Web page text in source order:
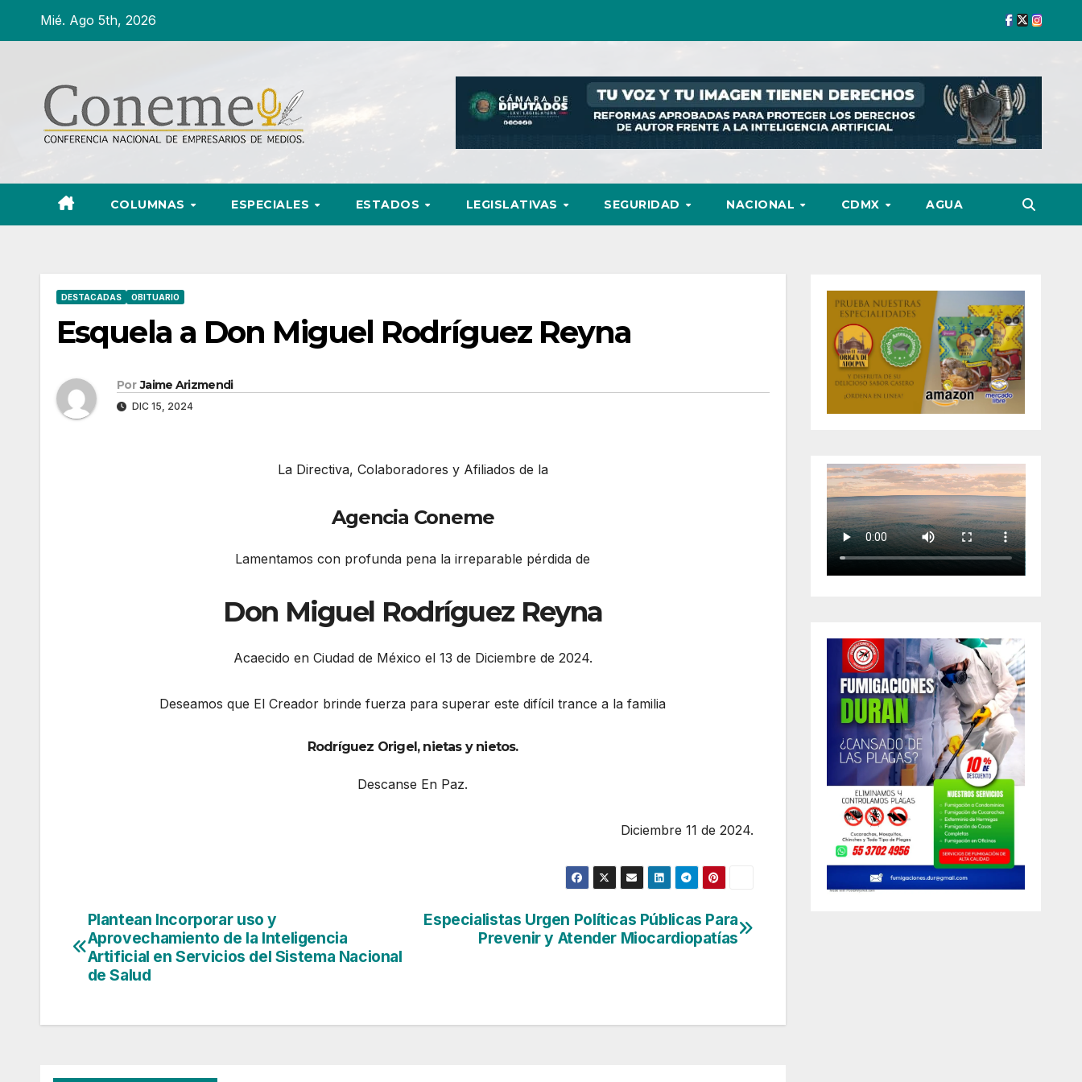
Mié. Ago 5th, 2026
COLUMNAS ESPECIALES ESTADOS LEGISLATIVAS SEGURIDAD NACIONAL CDMX AGUA
DESTACADAS OBITUARIO
Esquela a Don Miguel Rodríguez Reyna
Por Jaime Arizmendi
DIC 15, 2024
La Directiva, Colaboradores y Afiliados de la
Agencia Coneme
Lamentamos con profunda pena la irreparable pérdida de
Don Miguel Rodríguez Reyna
Acaecido en Ciudad de México el 13 de Diciembre de 2024.
Deseamos que El Creador brinde fuerza para superar este difícil trance a la familia
Rodríguez Origel, nietas y nietos.
Descanse En Paz.
Diciembre 11 de 2024.
Navegación
de
Especialistas Urgen Políticas Públicas Para
Prevenir y Atender Miocardiopatías
Plantean Incorporar uso y
Aprovechamiento de la Inteligencia
Artificial en Servicios del Sistema Nacional
de Salud